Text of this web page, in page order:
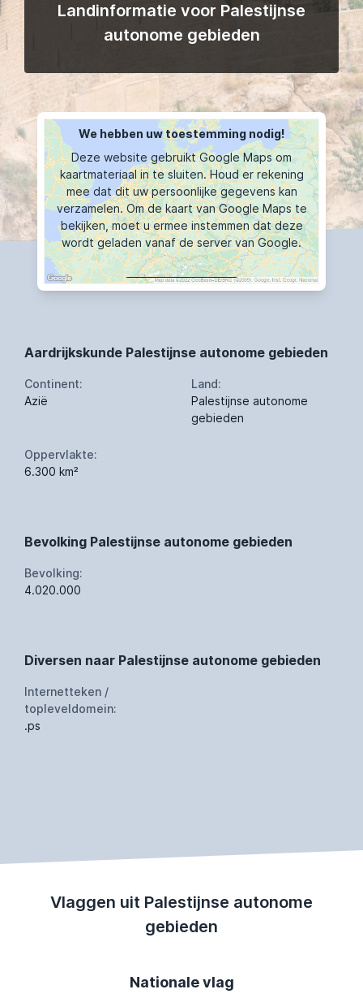
Landinformatie voor Palestijnse
autonome gebieden
We hebben uw toestemming nodig!
Deze website gebruikt Google Maps om
kaartmateriaal in te sluiten. Houd er rekening
mee dat dit uw persoonlijke gegevens kan
verzamelen. Om de kaart van Google Maps te
bekijken, moet u ermee instemmen dat deze
wordt geladen vanaf de server van Google.
KAART TOONT
Aardrijkskunde Palestijnse autonome gebieden
Continent:
Azië
Land:
Palestijnse autonome
gebieden
Oppervlakte:
6.300 km²
Bevolking Palestijnse autonome gebieden
Bevolking:
4.020.000
Diversen naar Palestijnse autonome gebieden
Internetteken /
topleveldomein:
.ps
Vlaggen uit Palestijnse autonome
gebieden
Nationale vlag